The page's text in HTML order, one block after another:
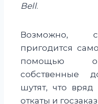
Bell.
Возможно,
пригодится
помощью он
собственные
шутят, что
откаты и